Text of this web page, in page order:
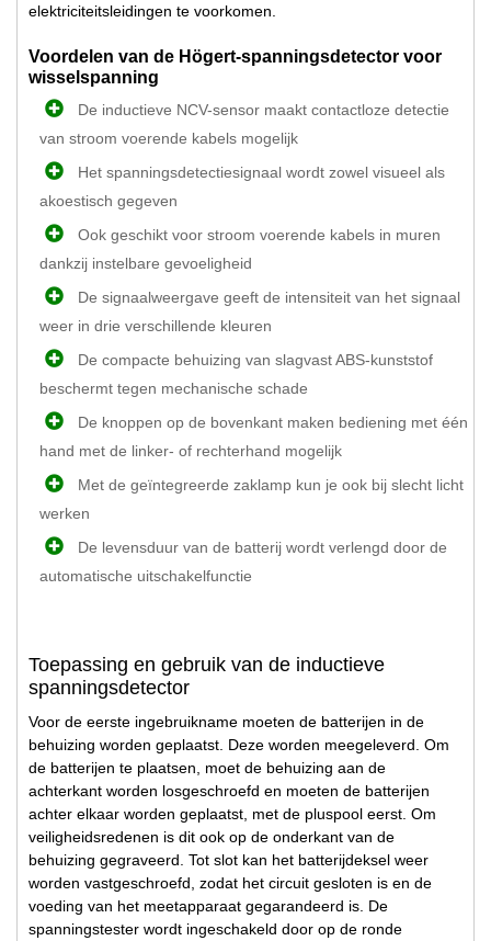
elektriciteitsleidingen te voorkomen.
Voordelen van de Högert-spanningsdetector voor
wisselspanning
De inductieve NCV-sensor maakt contactloze detectie
van stroom voerende kabels mogelijk
Het spanningsdetectiesignaal wordt zowel visueel als
akoestisch gegeven
Ook geschikt voor stroom voerende kabels in muren
dankzij instelbare gevoeligheid
De signaalweergave geeft de intensiteit van het signaal
weer in drie verschillende kleuren
De compacte behuizing van slagvast ABS-kunststof
beschermt tegen mechanische schade
De knoppen op de bovenkant maken bediening met één
hand met de linker- of rechterhand mogelijk
Met de geïntegreerde zaklamp kun je ook bij slecht licht
werken
De levensduur van de batterij wordt verlengd door de
automatische uitschakelfunctie
Toepassing en gebruik van de inductieve
spanningsdetector
Voor de eerste ingebruikname moeten de batterijen in de
behuizing worden geplaatst. Deze worden meegeleverd. Om
de batterijen te plaatsen, moet de behuizing aan de
achterkant worden losgeschroefd en moeten de batterijen
achter elkaar worden geplaatst, met de pluspool eerst. Om
veiligheidsredenen is dit ook op de onderkant van de
behuizing gegraveerd. Tot slot kan het batterijdeksel weer
worden vastgeschroefd, zodat het circuit gesloten is en de
voeding van het meetapparaat gegarandeerd is. De
spanningstester wordt ingeschakeld door op de ronde